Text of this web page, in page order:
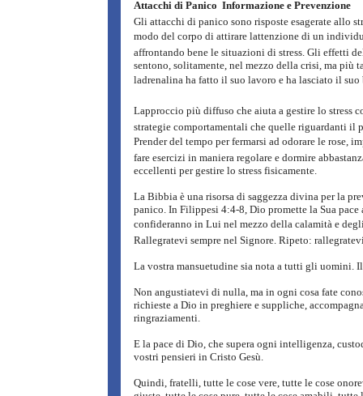
Attacchi di Panico  Informazione e Prevenzione
Gli attacchi di panico sono risposte esagerate allo
modo del corpo di attirare lattenzione di un
affrontando bene le situazioni di stress. Gli effetti
sentono, solitamente, nel mezzo della crisi, ma più
ladrenalina ha fatto il suo lavoro e ha lasciato il
Lapproccio più diffuso che aiuta a gestire lo stress
strategie comportamentali che quelle riguardanti il
Prender del tempo per fermarsi ad odorare le rose,
fare esercizi in maniera regolare e dormire
eccellenti per gestire lo stress fisicamente.
La Bibbia è una risorsa di saggezza divina per la
panico. In Filippesi 4:4-8, Dio promette la Sua
confideranno in Lui nel mezzo della calamità e
Rallegratevi sempre nel Signore. Ripeto:
La vostra mansuetudine sia nota a tutti gli uomini.
Non angustiatevi di nulla, ma in ogni cosa fate
richieste a Dio in preghiere e suppliche,
ringraziamenti.
E la pace di Dio, che supera ogni intelligenza,
vostri pensieri in Cristo Gesù.
Quindi, fratelli, tutte le cose vere, tutte le cose